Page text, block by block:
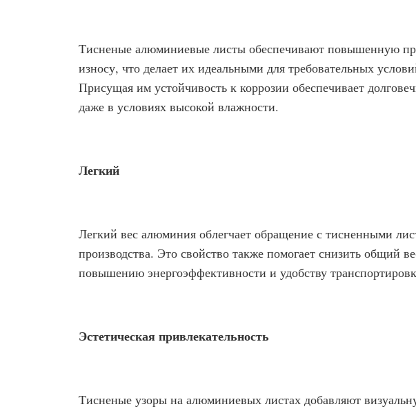
Тисненые алюминиевые листы обеспечивают повышенную
износу, что делает их идеальными для требовательных
Присущая им устойчивость к коррозии обеспечивает
даже в условиях высокой влажности.
Легкий
Легкий вес алюминия облегчает обращение с тисненными
производства. Это свойство также помогает снизить общий
повышению энергоэффективности и удобству
Эстетическая привлекательность
Тисненые узоры на алюминиевых листах добавляют